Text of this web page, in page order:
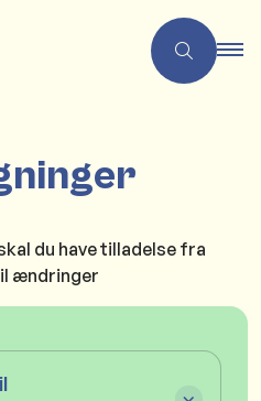
du have tilladelse fra
ændringer